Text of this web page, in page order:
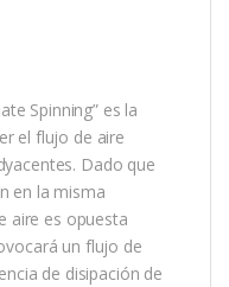
Spinning” es la
el flujo de aire
Dado que
en la misma
aire es opuesta
un flujo de
de disipación de